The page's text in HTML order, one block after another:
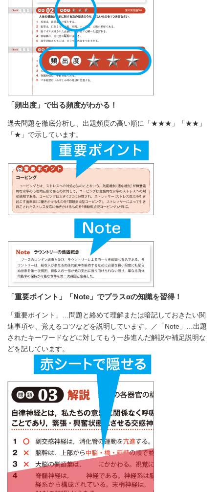
「頻出度」で出る頻度がわかる！
過去問題を徹底分析し、出題頻度の高い順に「★★★」「★★」
「★」で示しています。
「重要ポイント」「Note」でプラスαの知識を習得！
「重要ポイント」…問題と絡めて理解または暗記しておきたい関
連事項や、覚えるコツなどを説明しています。／「Note」…出題
されたキーワードなどに対してもう一歩進んだ解説や補足説明な
どを記しています。